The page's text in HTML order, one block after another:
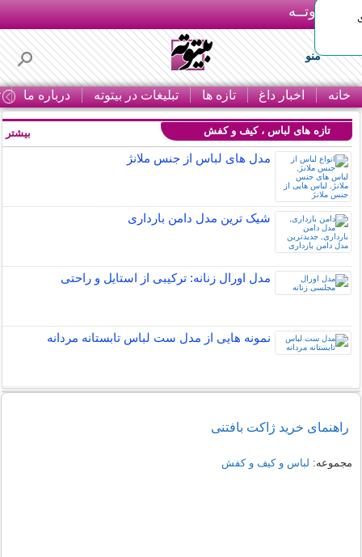
بـیتوتــه
منو
خانه اخبار داغ تازه ها تبلیغات در بیتوته درباره ما
تازه های لباس ، کیف و کفش
مدل های لباس از جنس ملانژ
شیک ترین مدل دامن بارداری
مدل اورال زنانه: ترکیبی از استایل و راحتی
نمونه هایی از مدل ست لباس تابستانه مردانه
نمونه هایی از مدل یقه شومیز
بیشتر
راهنمای خرید ژاکت بافتنی
مجموعه: لباس و کیف و کفش